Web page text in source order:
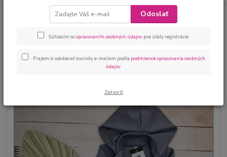
Kojenecké oblečenie sety
Kojenecká súprava 3 dielna
na krst dievčatko mango
Kojenecká súprava 3 dielna na
krst dievčatko mango
Odoslať
Súhlasím sospracovaním osobných údajov pre účely registrácie.
Prajem si odoberať novinky e-mailom podľa podmienok spracovania osobných
údajov.
Zatvoriť